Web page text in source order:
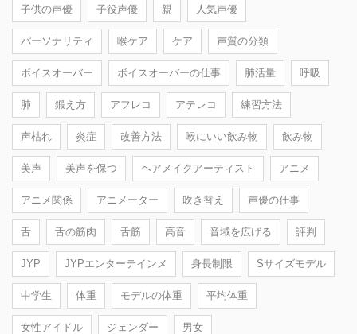
子供の声優 子役声優 親 人気声優
パーソナリティ 喉ケア ケア 声質の分類
ボイスオーバー ボイスオーバーの仕事 肺活量 呼吸
肺 鍛え方 アフレコ アテレコ 練習方法
声枯れ 炎症 改善方法 喉にいい飲み物 飲み物
美声 美声を保つ ヘアメイクアーティスト アニメ
アニメ関係 アニメーター 吹き替え 声優の仕事
舌 舌の筋肉 舌筋 高音 音域を広げる 評判
JYP JYPエンターテインメ 身長制限 Sサイズモデル
中学生 体重 モデルの体重 平均体重
女性アイドル ジェンダー 男女